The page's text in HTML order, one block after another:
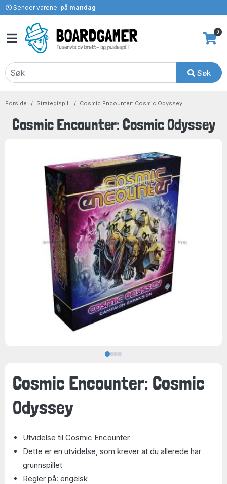
Sender varene: på mandag
Søk
0
Forside Strategispill Cosmic Encounter: Cosmic Odyssey
Cosmic Encounter: Cosmic Odyssey
Cosmic Encounter: Cosmic
Odyssey
Utvidelse til Cosmic Encounter
Dette er en utvidelse, som krever at du allerede har
grunnspillet
Regler på: engelsk